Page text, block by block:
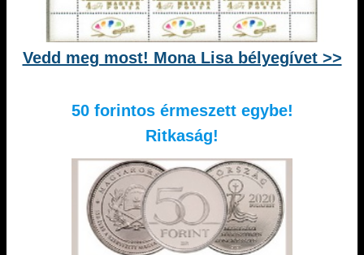
Vedd meg most! Mona Lisa bélyegívet >>
50 forintos érmeszett egybe!
Ritkaság!